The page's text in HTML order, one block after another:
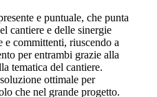
e puntuale, che punta
cantiere e delle sinergie
e committenti, riuscendo a
per entrambi grazie alla
tematica del cantiere.
ottimale per
che nel grande progetto.